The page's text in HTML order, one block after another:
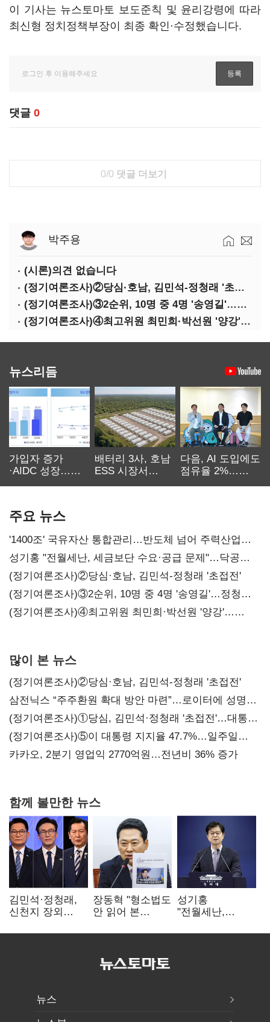
이 기사는 뉴스토마토 보도준칙 및 윤리강령에 따라
최신형 정치정책부장이 최종 확인·수정했습니다.
댓글 0
0/0 댓글 더보기
박주용
(시론)의견 없습니다
(정기여론조사)②당심·호남, 김민석-정청래 '초접전'
(정기여론조사)③2순위, 10명 중 4명 '송영길'…정청래 '한 자릿수'
(정기여론조사)④최고위원 최민희·박선원 '양강'…서미화·이성윤·임미애 뒤이어
뉴스리듬
가입자 증가
·AIDC 성장…
배터리 3사, 호남
ESS 시장서
다음, AI 도입에도
점유율 2%…
주요 뉴스
'1400조' 국유자산 통합관리…반도체 넘어 주력산업
구조혁신
성기홍 "전월세난, 세금보단 수요·공급 문제"…닥공
시사
(정기여론조사)②당심·호남, 김민석-정청래 '초접전'
(정기여론조사)③2순위, 10명 중 4명 '송영길'…정청래
'한 자릿수'
(정기여론조사)④최고위원 최민희·박선원 '양강'…
많이 본 뉴스
(정기여론조사)②당심·호남, 김민석-정청래 '초접전'
삼전닉스 “주주환원 확대 방안 마련”…로이터에 성명
보내
(정기여론조사)①당심, 김민석·정청래 '초접전'…대통령
지지도 '50% 아래로'(종합)
(정기여론조사)⑤이 대통령 지지율 47.7%…일주일
만에 다시 40%대
카카오, 2분기 영업익 2770억원…전년비 36% 증가
함께 볼만한 뉴스
김민석·정청래,
신천지 장외
"호남 계몽 규탄"
장동혁 "형소법도
안 읽어 본
속도로 무너질
성기홍
"전월세난,
공급 문제"…닥공
뉴스